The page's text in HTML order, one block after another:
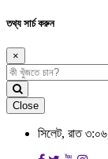
তথ্য সার্চ করুন
×
Close
সিলেট, রাত